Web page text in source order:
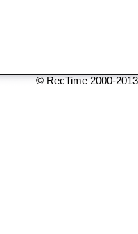
© RecTime 2000-2013